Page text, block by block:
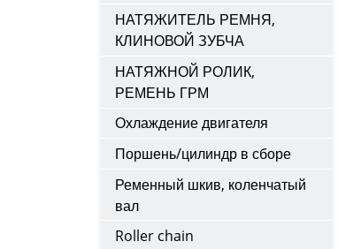
НАТЯЖИТЕЛЬ РЕМНЯ,
КЛИНОВОЙ ЗУБЧА
НАТЯЖНОЙ РОЛИК,
РЕМЕНЬ ГРМ
Охлаждение двигателя
Поршень/цилиндр в сборе
Ременный шкив, коленчатый
вал
Roller chain